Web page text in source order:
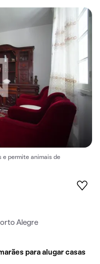
e permite animais de
Alegre
para alugar casas